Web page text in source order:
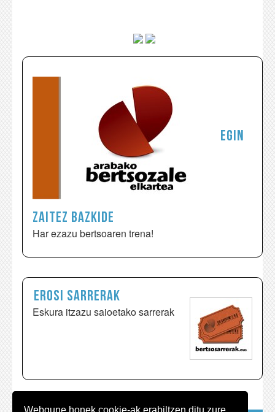
Webgune honek cookie-ak erabiltzen ditu zure
Egin
zaitez bazkide
Har ezazu bertsoaren trena!
Erosi sarrerak
Eskura itzazu saioetako sarrerak